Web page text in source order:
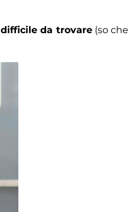
difficile da trovare(so che